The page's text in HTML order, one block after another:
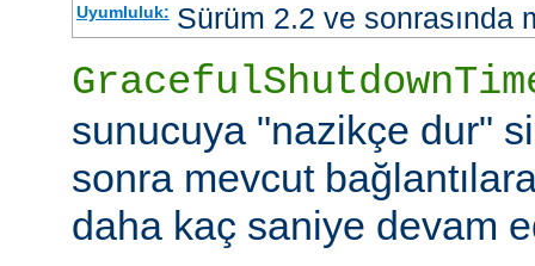
Uyumluluk: Sürüm 2.2 ve sonrasında
sunucuya "nazikçe dur"
sonra mevcut
daha kaç saniye devam